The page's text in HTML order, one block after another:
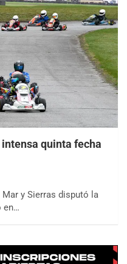
quinta fecha
y Sierras disputó la
en…